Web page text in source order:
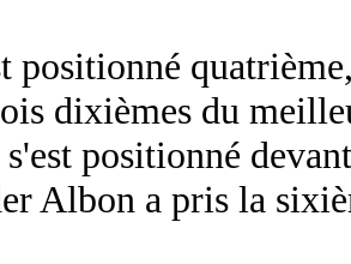
positionné
dixièmes du
positionné
Albon a pris la